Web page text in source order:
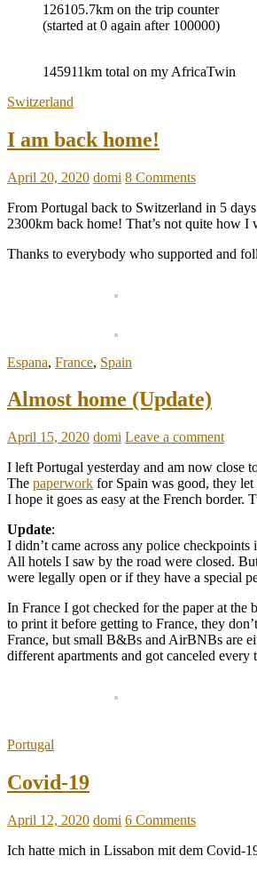
126105.7km on the trip counter
(started at 0 again after 100000)
145911km total on my AfricaTwin
Switzerland
I am back home!
April 20, 2020 domi 8 Comments
From Portugal back to Switzerland in 5
2300km back home! That’s not quite how I
Thanks to everybody who supported and
Espana, France, Spain
Almost home (Update)
April 15, 2020 domi Leave a comment
I left Portugal yesterday and am now close
The paperwork for Spain was good, they
I hope it goes as easy at the French border.
Update:
I didn’t came across any police
All hotels I saw by the road were closed.
were legally open or if they have a special
In France I got checked for the paper at the
to print it before getting to France, they
France, but small B&Bs and AirBNBs are
different apartments and got canceled every
Portugal
Covid-19
April 12, 2020 domi 6 Comments
Ich hatte mich in Lissabon mit dem Covid-